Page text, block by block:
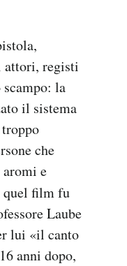
attori, registi
la
il sistema
che
aromi e
quel film fu
Laube
lui «il canto
anni dopo,